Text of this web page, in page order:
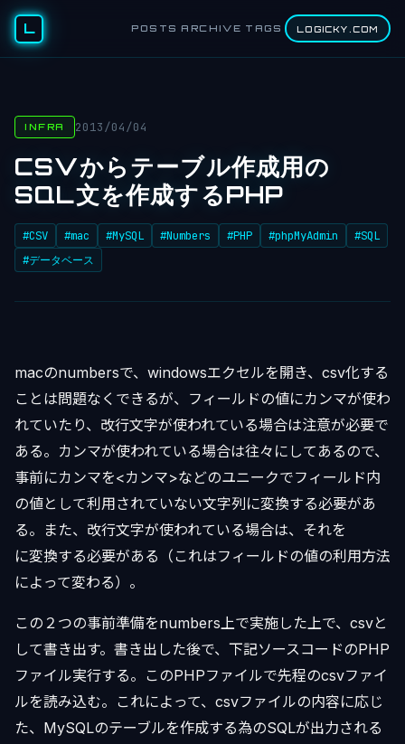
L POSTS ARCHIVE TAGS LOGICKY.COM
INFRA 2013/04/04
CSVからテーブル作成用の
SQL文を作成するPHP
#CSV #mac #MySQL #Numbers #PHP #phpMyAdmin
#SQL
#データベース
macのnumbersで、windowsエクセルを開き、csv化する
ことは問題なくできるが、フィールドの値にカンマが使わ
れていたり、改行文字が使われている場合は注意が必要で
ある。カンマが使われている場合は往々にしてあるので、
事前にカンマを<カンマ>などのユニークでフィールド内
の値として利用されていない文字列に変換する必要があ
る。また、改行文字が使われている場合は、それを
に変換する必要がある（これはフィールドの値の利用方法
によって変わる）。
この２つの事前準備をnumbers上で実施した上で、csvと
して書き出す。書き出した後で、下記ソースコードのPHP
ファイル実行する。このPHPファイルで先程のcsvファイ
ルを読み込む。これによって、csvファイルの内容に応じ
た、MySQLのテーブルを作成する為のSQLが出力される